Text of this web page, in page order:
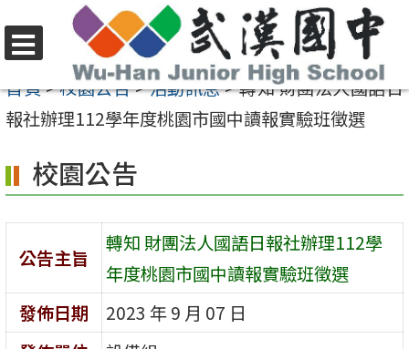
至
要
容
區
選
單
首頁>校園公告>活動訊息>轉知 財團法人國語日
報社辦理112學年度桃園市國中讀報實驗班徵選
校園公告
公告主旨
轉知 財團法人國語日報社辦理112學
年度桃園市國中讀報實驗班徵選
發佈日期
2023 年 9 月 07 日